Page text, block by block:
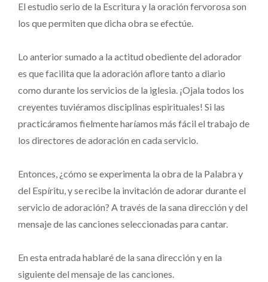
El estudio serio de la Escritura y la oración fervorosa son
los que permiten que dicha obra se efectúe.
Lo anterior sumado a la actitud obediente del adorador
es que facilita que la adoración aflore tanto a diario
como durante los servicios de la iglesia. ¡Ojala todos los
creyentes tuviéramos disciplinas espirituales! Si las
practicáramos fielmente haríamos más fácil el trabajo de
los directores de adoración en cada servicio.
Entonces, ¿cómo se experimenta la obra de la Palabra y
del Espíritu, y se recibe la invitación de adorar durante el
servicio de adoración? A través de la sana dirección y del
mensaje de las canciones seleccionadas para cantar.
En esta entrada hablaré de la sana dirección y en la
siguiente del mensaje de las canciones.